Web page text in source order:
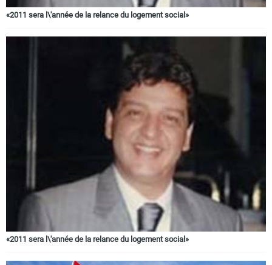
«2011 sera l\'année de la relance du logement social»
«2011 sera l\'année de la relance du logement social»